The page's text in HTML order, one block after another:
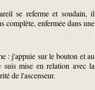
se referme et soudain, il
complète, enfermée dans une
: j'appuie sur le bouton et au
suis mise en relation avec la
de l'ascenseur.